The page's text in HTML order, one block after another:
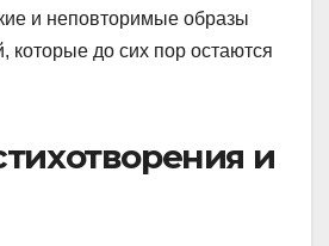
и неповторимые образы
которые до сих пор остаются
и